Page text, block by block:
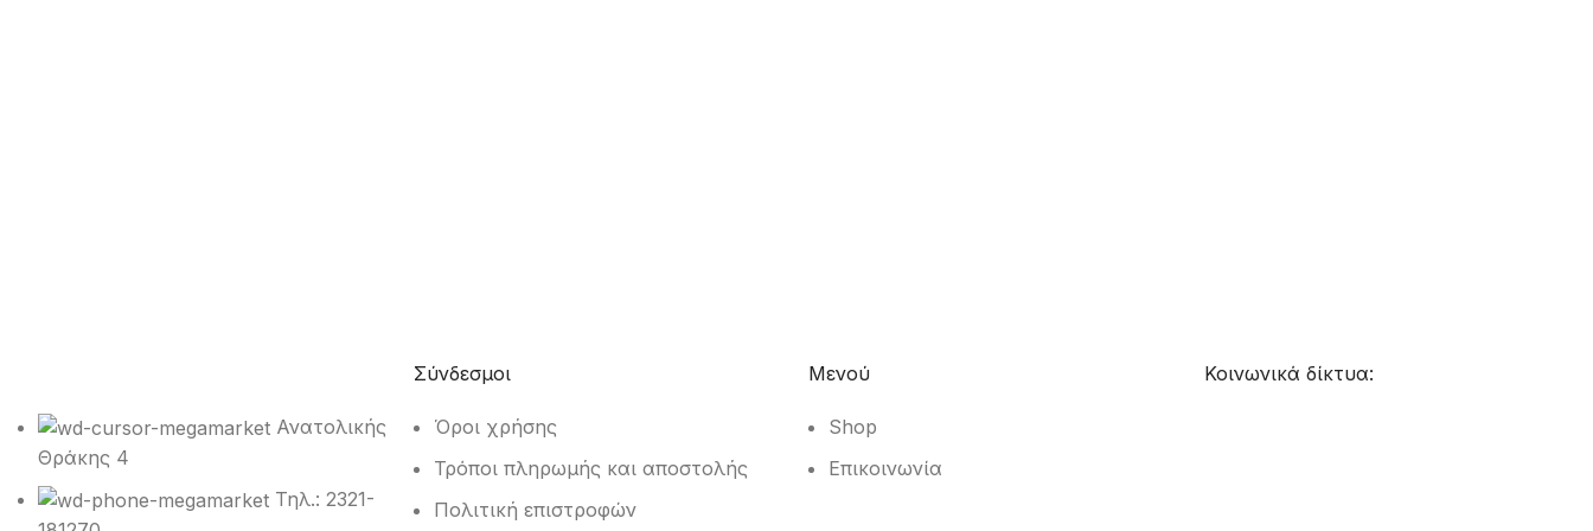
Ανατολικής
Θράκης 4
Τηλ.: 2321-
Σύνδεσμοι
Όροι χρήσης
Τρόποι πληρωμής και αποστολής
Πολιτική επιστροφών
Μενού
Shop
Επικοινωνία
Κοινωνικά δίκτυα: